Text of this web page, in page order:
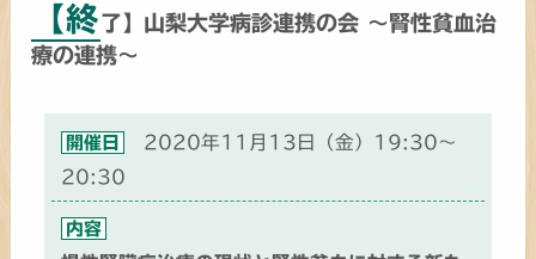
【終了】山梨大学病診連携の会 ～腎性貧血治
療の連携～
開催日
2020年11月13日（金）19:30～
20:30
内容